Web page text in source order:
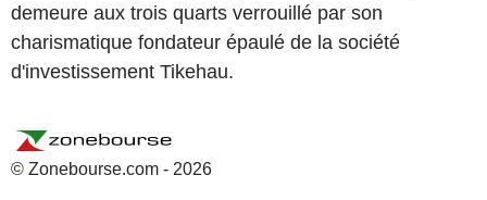
demeure aux trois quarts verrouillé par son
charismatique fondateur épaulé de la société
d'investissement Tikehau.
© Zonebourse.com - 2026